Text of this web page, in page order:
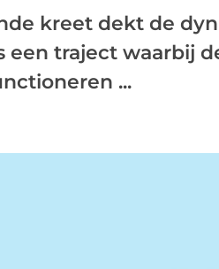
kreet dekt de
een traject waarbij
...